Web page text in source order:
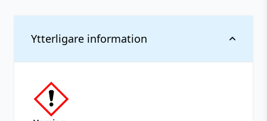
mg,
Nikotinsalt)
mängd
Ytterligare information